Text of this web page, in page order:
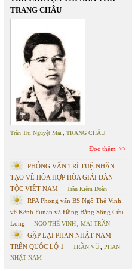
TRANG CHÂU
Trần Thị Nguyệt Mai TRANG CHÂU
Đọc thêm
PHỎNG VẤN TRÍ TUỆ NHÂN
TẠO VỀ HÒA HỢP HÒA GIẢI DÂN
TỘC VIỆT NAM
Trần Kiêm Đoàn
RFA Phỏng vấn BS Ngô Thế Vinh
về Kênh Funan và Đồng Bằng Sông Cửu
Long
NGÔ THẾ VINH MAI TRẦN
GẶP LẠI PHAN NHẬT NAM
TRÊN QUỐC LỘ 1
TRẦN VŨ
PHAN
NHẬT NAM